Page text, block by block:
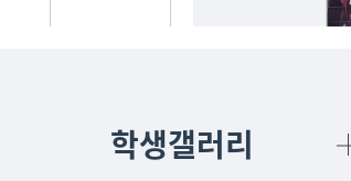
학생갤러리